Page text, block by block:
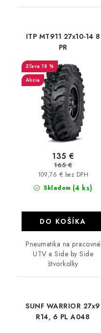
ITP MT911 27x10-14 8
PR
18 %
Akcia
Skladom (4 ks)
109,76 € bez DPH
135 €
165 €
DO KOŠÍKA
Pneumatika na pracovné
UTV a Side by Side
štvorkolky
SUNF WARRIOR 27x9
R14, 6 PL A048